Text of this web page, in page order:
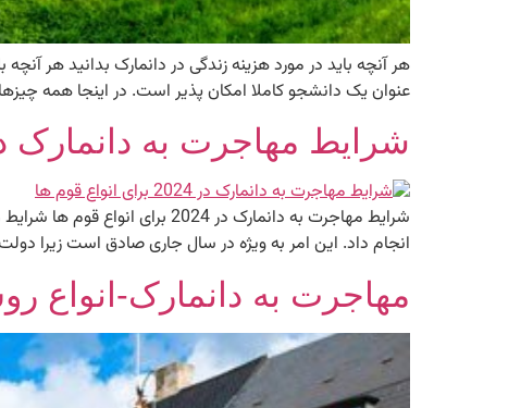
هر آنچه باید در مورد هزینه زندگی در دانمارک بدانید هر آنچه
عنوان یک دانشجو کاملا امکان پذیر است. در اینجا همه
شرایط مهاجرت به دانمارک در 2024 برای انواع قوم
انجام داد. این امر به ویژه در سال جاری صادق است زیرا
مهاجرت به دانمارک-انواع روش